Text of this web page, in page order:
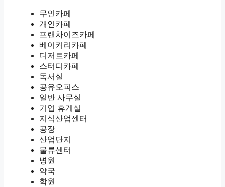
무인카페
개인카페
프랜차이즈카페
베이커리카페
디저트카페
스터디카페
독서실
공유오피스
일반 사무실
기업 휴게실
지식산업센터
공장
산업단지
물류센터
병원
약국
학원